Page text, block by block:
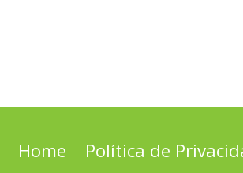
Home Política de